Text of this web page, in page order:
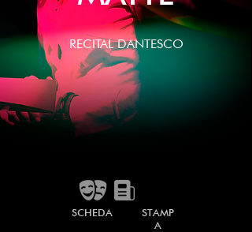
RECITAL DANTESCO
SCHEDA
STAMP
A